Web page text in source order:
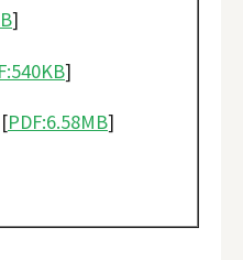
]
]
PDF:6.58MB]